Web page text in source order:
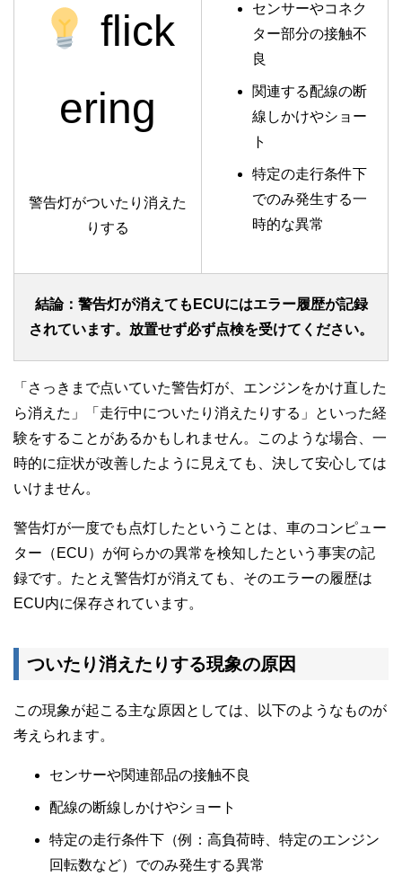
flick
ering
警告灯がついたり消えた
りする
センサーやコネク
ター部分の接触不
良
関連する配線の断
線しかけやショー
ト
特定の走行条件下
でのみ発生する一
時的な異常
結論：警告灯が消えてもECUにはエラー履歴が記録
されています。放置せず必ず点検を受けてください。
「さっきまで点いていた警告灯が、エンジンをかけ直した
ら消えた」「走行中についたり消えたりする」といった経
験をすることがあるかもしれません。このような場合、一
時的に症状が改善したように見えても、決して安心しては
いけません。
警告灯が一度でも点灯したということは、車のコンピュー
ター（ECU）が何らかの異常を検知したという事実の記
録です。たとえ警告灯が消えても、そのエラーの履歴は
ECU内に保存されています。
ついたり消えたりする現象の原因
この現象が起こる主な原因としては、以下のようなものが
考えられます。
センサーや関連部品の接触不良
配線の断線しかけやショート
特定の走行条件下（例：高負荷時、特定のエンジン
回転数など）でのみ発生する異常